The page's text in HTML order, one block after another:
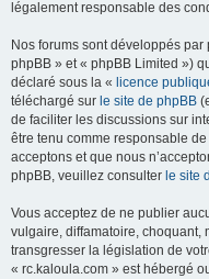
légalement responsable des
Nos forums sont développés
phpBB » et « phpBB Limited »)
déclaré sous la « licence
téléchargé sur le site de phpBB
de faciliter les discussions sur
être tenu comme responsable
acceptons et que nous
phpBB, veuillez consulter le site
Vous acceptez de ne publier
vulgaire, diffamatoire, choquant,
transgresser la législation de
« rc.kaloula.com » est hébergé